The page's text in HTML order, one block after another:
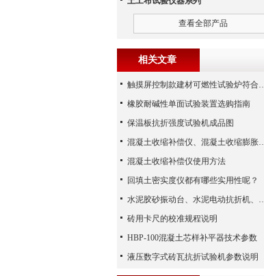
查看全部产品
相关文章
触摸屏控制款建材可
橡胶耐碱性单面试验装置选购指南
保温板抗折强度试验机成品图
混凝土收缩补偿仪、混凝
混凝土收缩补偿仪使用方法
回填土密实度仪都有哪些实用性呢？
水泥胶砂振动台、水泥电动抗折
砖用卡尺的校准规程说明
HBP-100混凝土芯样补平器技术参数
液压数字式砖瓦抗折试验机参数说明